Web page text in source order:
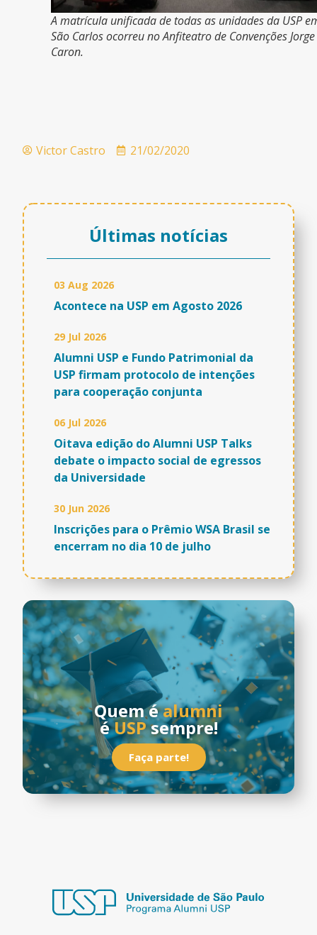
A matrícula unificada de todas as unidades da USP
São Carlos ocorreu no Anfiteatro de Convenções Jorge
Caron.
Victor Castro 21/02/2020
Últimas notícias
03 Aug 2026
Acontece na USP em Agosto 2026
29 Jul 2026
Alumni USP e Fundo Patrimonial da
USP firmam protocolo de intenções
para cooperação conjunta
06 Jul 2026
Oitava edição do Alumni USP Talks
debate o impacto social de egressos
da Universidade
30 Jun 2026
Inscrições para o Prêmio WSA Brasil se
encerram no dia 10 de julho
Quem éalumni
éUSPsempre!
Faça parte!